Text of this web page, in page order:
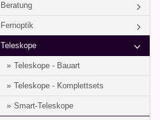
Beratung
Fernoptik
Teleskope
Teleskope - Bauart
Teleskope - Komplettsets
Smart-Teleskope